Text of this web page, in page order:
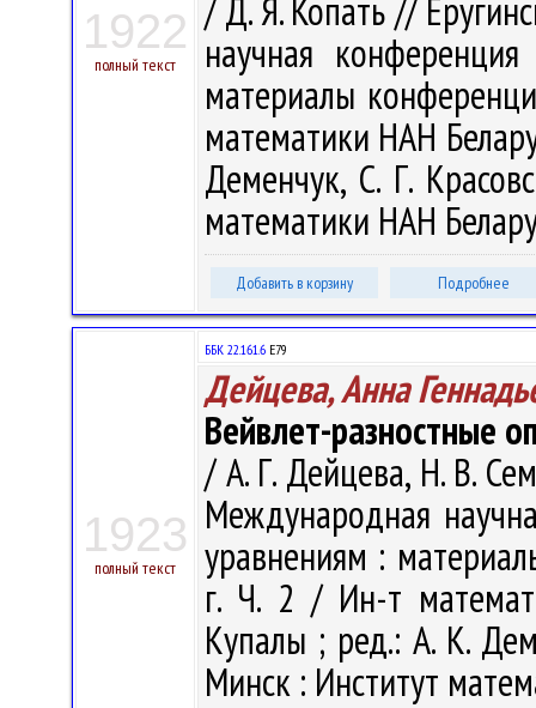
1922
полный текст
/ Д. Я. Копать //
научная
материалы
математики НАН
Деменчук, С. Г.
математики НАН
Добавить в корзину Подробнее
1923
полный текст
ББК 22.161.6 Е79
Дейцева, Анна
Вейвлет-разностные
/ А. Г. Дейцева, Н. В.
Международная
уравнениям :
г. Ч. 2 / Ин-т
Купалы ; ред.: А. К.
Минск : Институт